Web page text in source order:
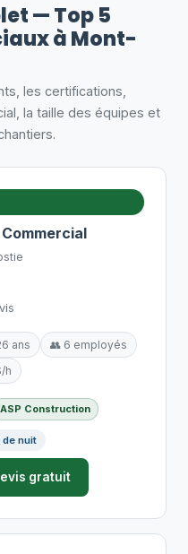
— Top 5
à Mont-
les certifications,
la taille des équipes et
ans
👥 6 employés
h
ASP Construction
nuit
gratuit